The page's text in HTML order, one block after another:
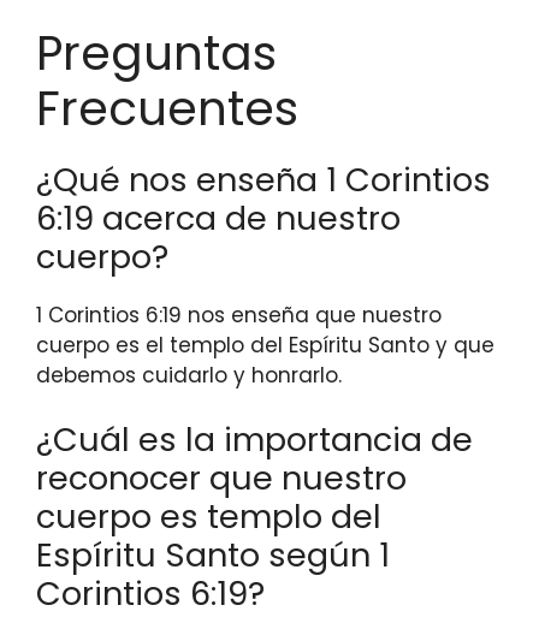
Preguntas
Frecuentes
¿Qué nos enseña 1 Corintios
6:19 acerca de nuestro
cuerpo?
1 Corintios 6:19 nos enseña que nuestro
cuerpo es el templo del Espíritu Santo y que
debemos cuidarlo y honrarlo.
¿Cuál es la importancia de
reconocer que nuestro
cuerpo es templo del
Espíritu Santo según 1
Corintios 6:19?